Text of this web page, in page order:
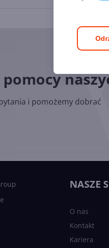
i pomożemy dobrać
NASZE
O nas
Kontakt
Kariera